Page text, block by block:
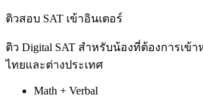
ติวสอบ SAT เข้าอินเตอร์
ติว Digital SAT สำหรับน้องที่ต้องการเข้
ไทยและต่างประเทศ
Math + Verbal